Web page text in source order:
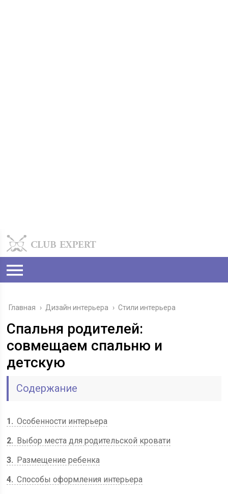
Главная › Дизайн интерьера › Стили интерьера
Спальня родителей:
совмещаем спальню и
детскую
Содержание
1
Особенности интерьера
2
Выбор места для родительской кровати
3
Размещение ребенка
4 Способы оформления интерьера